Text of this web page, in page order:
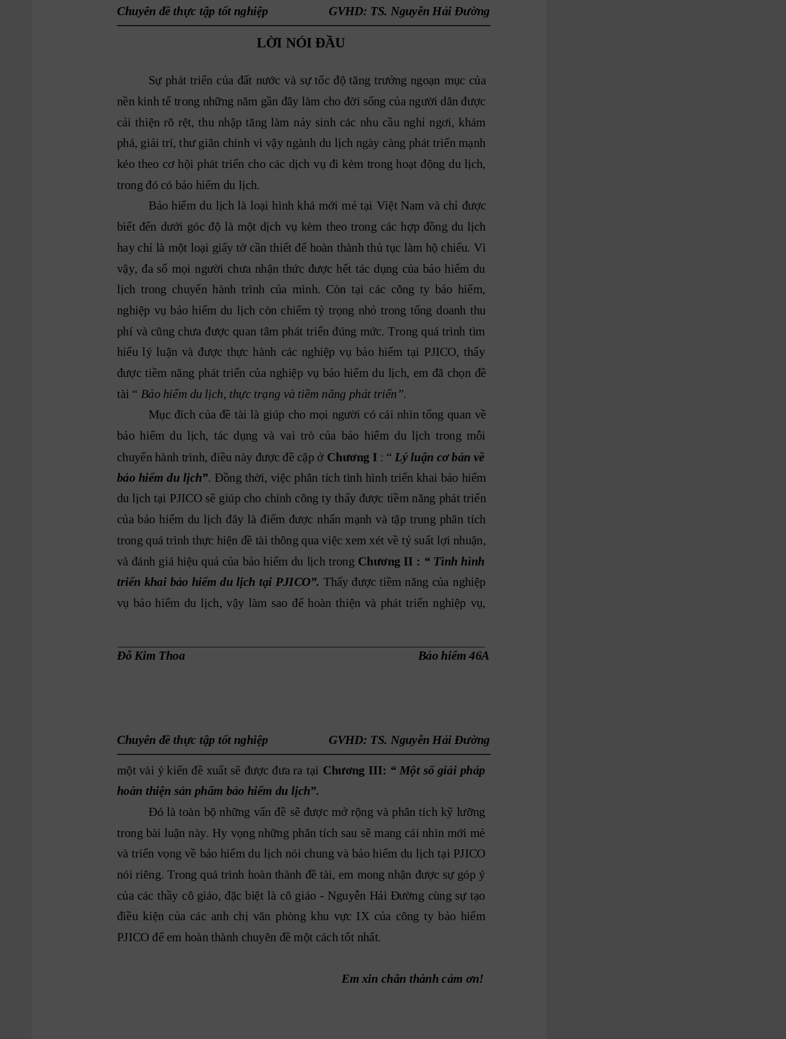
Chuyên đề thực tập tốt nghiệp GVHD: TS. Nguyễn Hải Đường
LỜI NÓI ĐẦU
Sự phát triển của đất nước và sự tốc độ tăng trưởng ngoạn mục của
nền kinh tế trong những năm gần đây làm cho đời sống của người dân được
cải thiện rõ rệt, thu nhập tăng làm nảy sinh các nhu cầu nghỉ ngơi, khám
phá, giải trí, thư giãn chính vì vậy ngành du lịch ngày càng phát triển mạnh
kéo theo cơ hội phát triển cho các dịch vụ đi kèm trong hoạt động du lịch,
trong đó có bảo hiểm du lịch.
Bảo hiểm du lịch là loại hình khá mới mẻ tại Việt Nam và chỉ được
biết đến dưới góc độ là một dịch vụ kèm theo trong các hợp đồng du lịch
hay chỉ là một loại giấy tờ cần thiết để hoàn thành thủ tục làm hộ chiếu. Vì
vậy, đa số mọi người chưa nhận thức được hết tác dụng của bảo hiểm du
lịch trong chuyến hành trình của mình. Còn tại các công ty bảo hiểm,
nghiệp vụ bảo hiểm du lịch còn chiếm tỷ trọng nhỏ trong tổng doanh thu
phí và cũng chưa được quan tâm phát triển đúng mức. Trong quá trình tìm
hiểu lý luận và được thực hành các nghiệp vụ bảo hiểm tại PJICO, thấy
được tiềm năng phát triển của nghiệp vụ bảo hiểm du lịch, em đã chọn đề
tài “ Bảo hiểm du lịch, thực trạng và tiềm năng phát triển”.
Mục đích của đề tài là giúp cho mọi người có cái nhìn tổng quan về
bảo hiểm du lịch, tác dụng và vai trò của bảo hiểm du lịch trong mỗi
chuyến hành trình, điều này được đề cập ở Chương I : “ Lý luận cơ bản về
bảo hiểm du lịch”. Đồng thời, việc phân tích tình hình triển khai bảo hiểm
du lịch tại PJICO sẽ giúp cho chính công ty thấy được tiềm năng phát triển
của bảo hiểm du lịch đây là điểm được nhấn mạnh và tập trung phân tích
trong quá trình thực hiện đề tài thông qua việc xem xét về tỷ suất lợi nhuận,
và đánh giá hiệu quả của bảo hiểm du lịch trong Chương II : “ Tình hình
triển khai bảo hiểm du lịch tại PJICO”. Thấy được tiềm năng của nghiệp
vụ bảo hiểm du lịch, vậy làm sao để hoàn thiện và phát triển nghiệp vụ,
Đỗ Kim Thoa Bảo hiểm 46A
Chuyên đề thực tập tốt nghiệp GVHD: TS. Nguyễn Hải Đường
một vài ý kiến đề xuất sẽ được đưa ra tại Chương III: “ Một số giải pháp
hoàn thiện sản phẩm bảo hiểm du lịch”.
Đó là toàn bộ những vấn đề sẽ được mở rộng và phân tích kỹ lưỡng
trong bài luận này. Hy vọng những phân tích sau sẽ mang cái nhìn mới mẻ
và triển vọng về bảo hiểm du lịch nói chung và bảo hiểm du lịch tại PJICO
nói riêng. Trong quá trình hoàn thành đề tài, em mong nhận được sự góp ý
của các thầy cô giáo, đặc biệt là cô giáo - Nguyễn Hải Đường cùng sự tạo
điều kiện của các anh chị văn phòng khu vực IX của công ty bảo hiểm
PJICO để em hoàn thành chuyên đề một cách tốt nhất.
Em xin chân thành cảm ơn!